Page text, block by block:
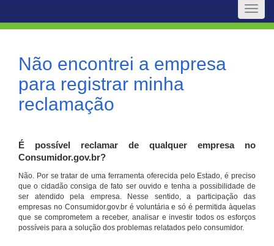
Toggle
Não encontrei a empresa
para registrar minha
reclamação
É possível reclamar de qualquer empresa no
Consumidor.gov.br?
Não. Por se tratar de uma ferramenta oferecida pelo Estado, é preciso
que o cidadão consiga de fato ser ouvido e tenha a possibilidade de
ser atendido pela empresa. Nesse sentido, a participação das
empresas no Consumidor.gov.br é voluntária e só é permitida àquelas
que se comprometem a receber, analisar e investir todos os esforços
possíveis para a solução dos problemas relatados pelo consumidor.